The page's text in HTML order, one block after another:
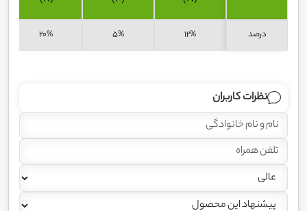
درصد 12%
5%
20%
نظرات کاربران